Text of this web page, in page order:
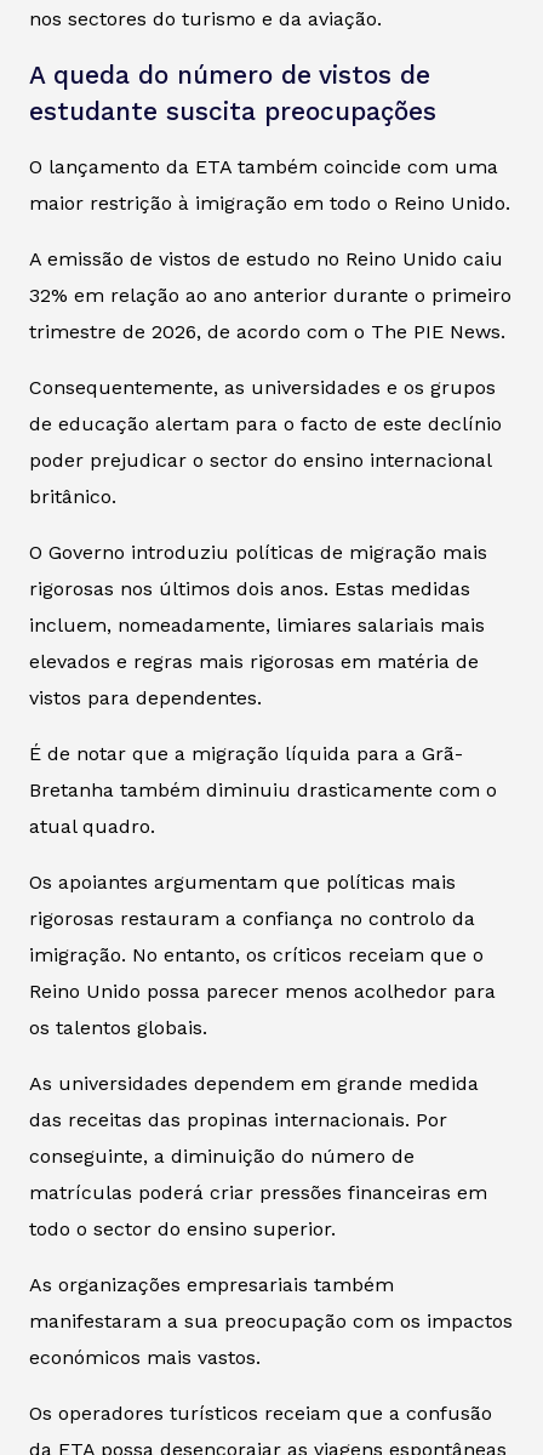
nos sectores do turismo e da aviação.
A queda do número de vistos de
estudante suscita preocupações
O lançamento da ETA também coincide com uma
maior restrição à imigração em todo o Reino Unido.
A emissão de vistos de estudo no Reino Unido caiu
32% em relação ao ano anterior durante o primeiro
trimestre de 2026, de acordo com o The PIE News.
Consequentemente, as universidades e os grupos
de educação alertam para o facto de este declínio
poder prejudicar o sector do ensino internacional
britânico.
O Governo introduziu políticas de migração mais
rigorosas nos últimos dois anos. Estas medidas
incluem, nomeadamente, limiares salariais mais
elevados e regras mais rigorosas em matéria de
vistos para dependentes.
É de notar que a migração líquida para a Grã-
Bretanha também diminuiu drasticamente com o
atual quadro.
Os apoiantes argumentam que políticas mais
rigorosas restauram a confiança no controlo da
imigração. No entanto, os críticos receiam que o
Reino Unido possa parecer menos acolhedor para
os talentos globais.
As universidades dependem em grande medida
das receitas das propinas internacionais. Por
conseguinte, a diminuição do número de
matrículas poderá criar pressões financeiras em
todo o sector do ensino superior.
As organizações empresariais também
manifestaram a sua preocupação com os impactos
económicos mais vastos.
Os operadores turísticos receiam que a confusão
da ETA possa desencorajar as viagens espontâneas